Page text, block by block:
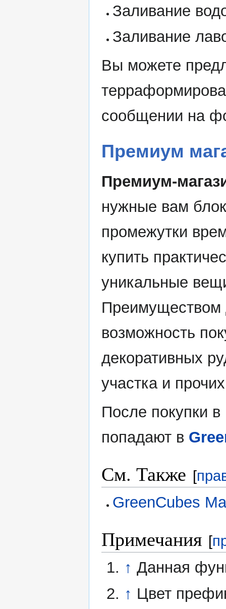
Заливание
Заливание
Вы можете
сообщении на
Премиум
Премиум-
нужные вам
промежутки
купить
уникальные
Преимуществом
возможность
декоративных
участка и
После покупки
попадают в
См. Также [
GreenCubes
Примечания [
↑ Данная
↑ Цвет